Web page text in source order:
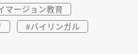
マージョン教育
#バイリンガル